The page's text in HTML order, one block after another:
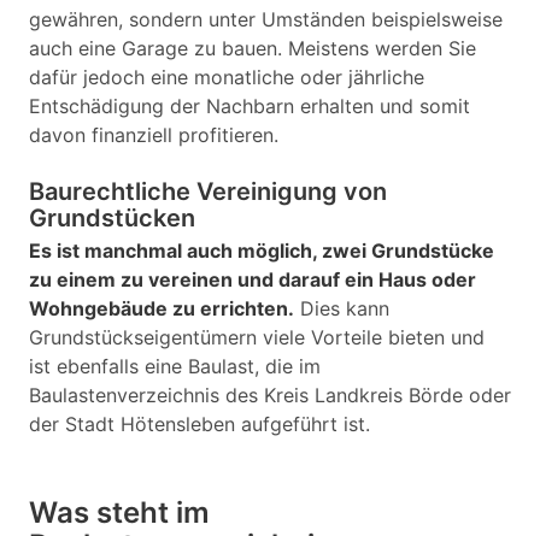
gewähren, sondern unter Umständen beispielsweise
auch eine Garage zu bauen. Meistens werden Sie
dafür jedoch eine monatliche oder jährliche
Entschädigung der Nachbarn erhalten und somit
davon finanziell profitieren.
Baurechtliche Vereinigung von
Grundstücken
Es ist manchmal auch möglich, zwei Grundstücke
zu einem zu vereinen und darauf ein Haus oder
Wohngebäude zu errichten. Dies kann
Grundstückseigentümern viele Vorteile bieten und
ist ebenfalls eine Baulast, die im
Baulastenverzeichnis des Kreis Landkreis Börde oder
der Stadt Hötensleben aufgeführt ist.
Was steht im